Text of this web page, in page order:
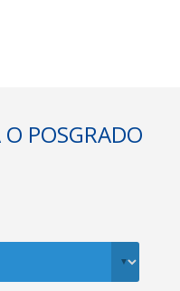
O POSGRADO